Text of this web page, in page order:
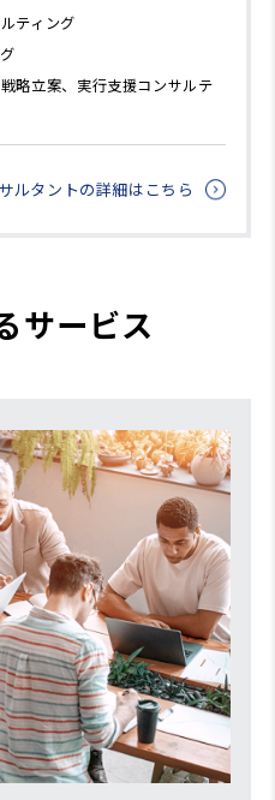
ティング
略立案、実行支援コンサルテ
ルタントの詳細はこちら
サービス